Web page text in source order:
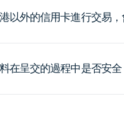
以外的信用卡進行交易
在呈交的過程中是否安全